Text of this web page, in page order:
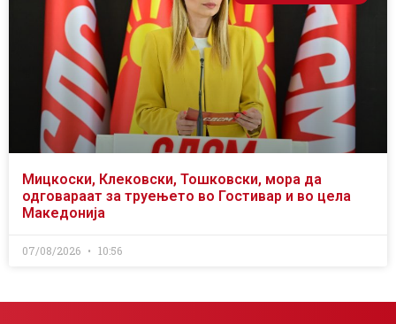
Мицкоски, Клековски, Тошковски, мора да
одговараат за труењето во Гостивар и во цела
Македонија
07/08/2026 10:56